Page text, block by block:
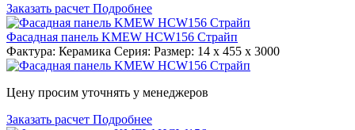
Заказать расчет Подробнее
Фасадная панель KMEW HCW156 Страйп
Фактура: Керамика Серия: Размер: 14 x 455 x 3000
Цену просим уточнять у менеджеров
Заказать расчет Подробнее